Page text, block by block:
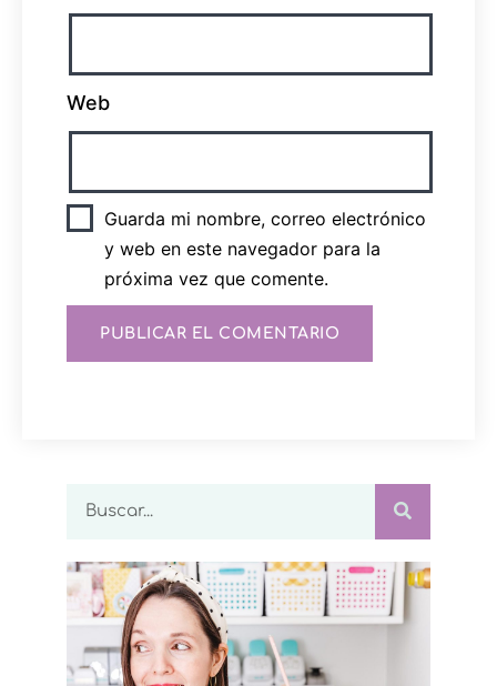
Web
Guarda mi nombre, correo electrónico
y web en este navegador para la
próxima vez que comente.